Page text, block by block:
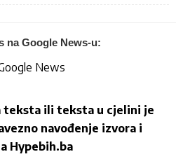
na Google News-u:
teksta ili teksta u cjelini je
navođenje izvora i
Hypebih.ba